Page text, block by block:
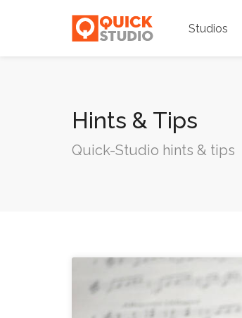
Studios
Hints & Tips
Quick-Studio hints & tips